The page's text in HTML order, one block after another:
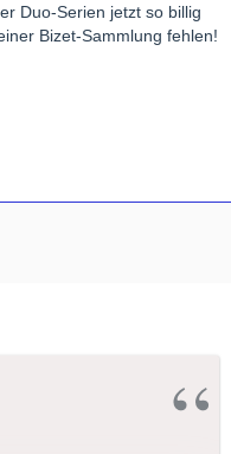
Duo-Serien jetzt so billig
Bizet-Sammlung fehlen!